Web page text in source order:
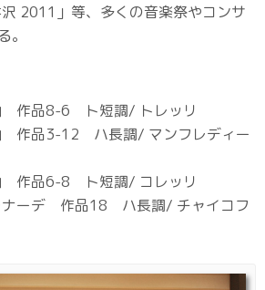
2011」等、多くの音楽祭やコンサ
。
作品8-6 ト短調/ トレッリ
作品3-12 ハ長調/ マンフレディー
作品6-8 ト短調/ コレッリ
ナーデ 作品18 ハ長調/ チャイコフ